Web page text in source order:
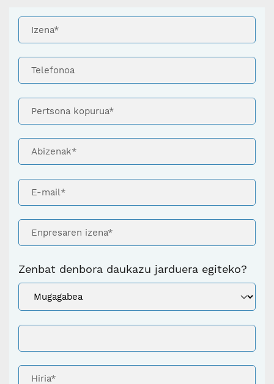
Zenbat denbora daukazu jarduera egiteko?